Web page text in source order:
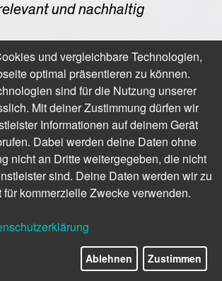
und nachhaltig
und vergleichbare Technologien,
optimal präsentieren zu können.
sind für die Nutzung unserer
Mit deiner Zustimmung dürfen wir
Informationen auf deinem Gerät
Dabei werden deine Daten ohne
nicht an Dritte weitergegeben, die nicht
sind. Deine Daten werden wir zu
kommerzielle Zwecke verwenden.
Ablehnen Zustimmen